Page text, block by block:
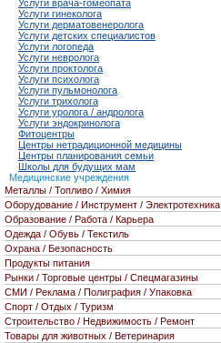
Услуги врача-гомеопата
Услуги гинеколога
Услуги дерматовенеролога
Услуги детских специалистов
Услуги логопеда
Услуги невролога
Услуги проктолога
Услуги психолога
Услуги пульмонолога
Услуги трихолога
Услуги уролога / андролога
Услуги эндокринолога
Фитоцентры
Центры нетрадиционной медицины
Центры планирования семьи
Школы для будущих мам
Медицинские учреждения
Металлы / Топливо / Химия
Оборудование / Инструмент / Электротехника
Образование / Работа / Карьера
Одежда / Обувь / Текстиль
Охрана / Безопасность
Продукты питания
Рынки / Торговые центры / Спецмагазины
СМИ / Реклама / Полиграфия / Упаковка
Спорт / Отдых / Туризм
Строительство / Недвижимость / Ремонт
Товары для животных / Ветеринария